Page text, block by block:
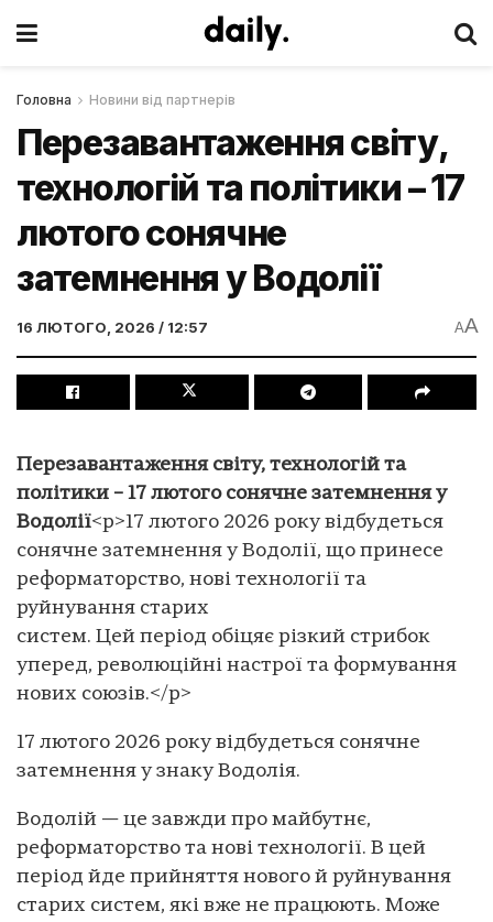
Головна Новини від партнерів
Перезавантаження світу,
технологій та політики – 17
лютого сонячне
затемнення у Водолії
16 ЛЮТОГО, 2026 / 12:57 AA
Перезавантаження світу, технологій та
політики – 17 лютого сонячне затемнення у
Водолії<p>17 лютого 2026 року відбудеться
сонячне затемнення у Водолії, що принесе
реформаторство, нові технології та
руйнування старих
систем. Цей період обіцяє різкий стрибок
уперед, революційні настрої та формування
нових союзів.</p>
17 лютого 2026 року відбудеться сонячне
затемнення у знаку Водолія.
Водолій — це завжди про майбутнє,
реформаторство та нові технології. В цей
період йде прийняття нового й руйнування
старих систем, які вже не працюють. Може